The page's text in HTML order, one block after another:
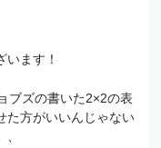
ます！
ブズの書いた2×2の表
た方がいいんじゃない